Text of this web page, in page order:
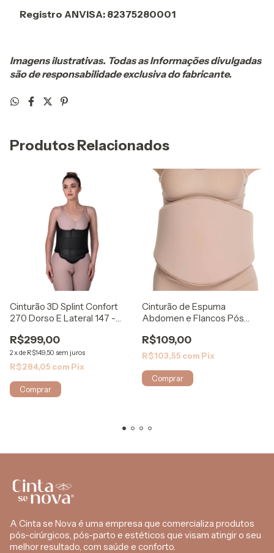
Registro ANVISA: 82375280001
Imagens ilustrativas. Todas as Informações divulgadas
são de responsabilidade exclusiva do fabricante.
Produtos Relacionados
Cinturão 3D Splint Confort
270 Dorso E Lateral 147 -
R$299,00
2xde R$149,50 sem juros
R$284,05 com Pix
Comprar
Cinturão de Espuma
Abdomen e Flancos Pós
R$109,00
R$103,55 com Pix
Comprar
A Cinta se Nova é uma empresa que comercializa produtos
pós-cirúrgicos, pós-parto e estéticos que visam atingir o seu
melhor resultado, com saúde e conforto.